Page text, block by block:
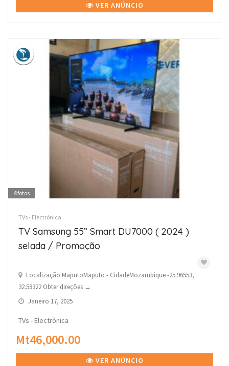
VER ANÚNCIO
4fotos
TVs - Electrónica
TV Samsung 55” Smart DU7000 ( 2024 )
selada / Promoção
Localização MaputoMaputo - CidadeMozambique -25.96553,
32.58322 Obter direções →
Janeiro 17, 2025
TVs - Electrónica
Mt46,000.00
VER ANÚNCIO